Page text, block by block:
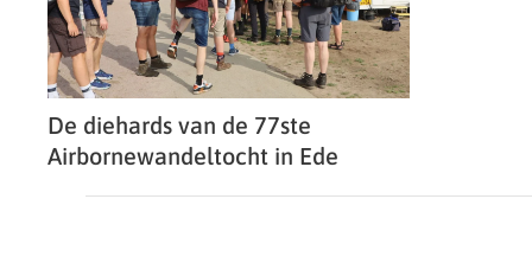
De diehards van de 77ste
Airbornewandeltocht in Ede